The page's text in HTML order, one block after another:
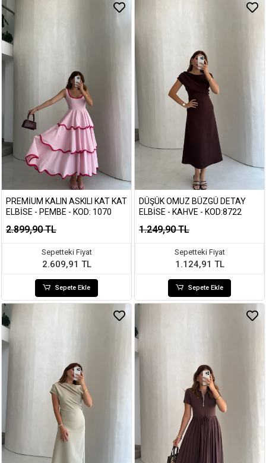
PREMIUM KALIN ASKILI KAT KAT
ELBISE - PEMBE - KOD: 1070
2.899,90 TL
Sepetteki Fiyat
2.609,91 TL
Sepete Ekle
DÜŞÜK OMUZ BÜZGÜ DETAY
ELBISE - KAHVE - KOD:8722
1.249,90 TL
Sepetteki Fiyat
1.124,91 TL
Sepete Ekle